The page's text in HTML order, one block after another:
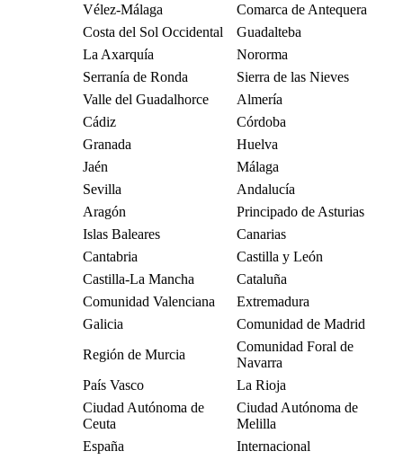
Vélez-Málaga
Comarca de Antequera
Costa del Sol Occidental
Guadalteba
La Axarquía
Nororma
Serranía de Ronda
Sierra de las Nieves
Valle del Guadalhorce
Almería
Cádiz
Córdoba
Granada
Huelva
Jaén
Málaga
Sevilla
Andalucía
Aragón
Principado de Asturias
Islas Baleares
Canarias
Cantabria
Castilla y León
Castilla-La Mancha
Cataluña
Comunidad Valenciana
Extremadura
Galicia
Comunidad de Madrid
Región de Murcia
Comunidad Foral de
Navarra
País Vasco
La Rioja
Ciudad Autónoma de
Ceuta
Ciudad Autónoma de
Melilla
España
Internacional